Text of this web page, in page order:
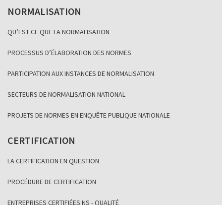
NORMALISATION
QU’EST CE QUE LA NORMALISATION
PROCESSUS D’ÉLABORATION DES NORMES
PARTICIPATION AUX INSTANCES DE NORMALISATION
SECTEURS DE NORMALISATION NATIONAL
PROJETS DE NORMES EN ENQUÊTE PUBLIQUE NATIONALE
CERTIFICATION
LA CERTIFICATION EN QUESTION
PROCÉDURE DE CERTIFICATION
ENTREPRISES CERTIFIÉES NS - QUALITÉ